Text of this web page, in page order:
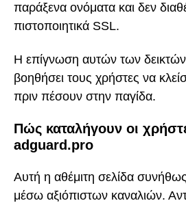
παράξενα ονόματα και δεν
πιστοποιητικά SSL.
Η επίγνωση αυτών των
βοηθήσει τους χρήστες να
πριν πέσουν στην παγίδα.
Πώς καταλήγουν οι
adguard.pro
Αυτή η αθέμιτη σελίδα συνήθως
μέσω αξιόπιστων καναλιών.